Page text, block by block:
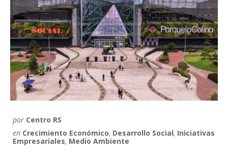
por Centro RS
en Crecimiento Económico, Desarrollo Social, Iniciativas
Empresariales, Medio Ambiente